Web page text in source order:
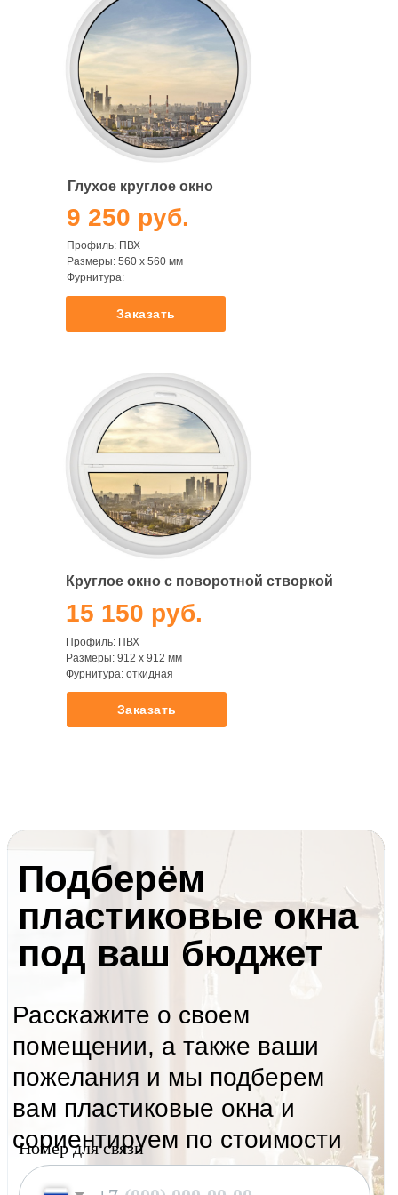
Глухое круглое окно
Круглое окно с поворотной створкой
9 250 руб.
Профиль: ПВХ
Размеры: 560 х 560 мм
Фурнитура:
Заказать
15 150 руб.
Профиль: ПВХ
Размеры: 912 х 912 мм
Фурнитура: откидная
Заказать